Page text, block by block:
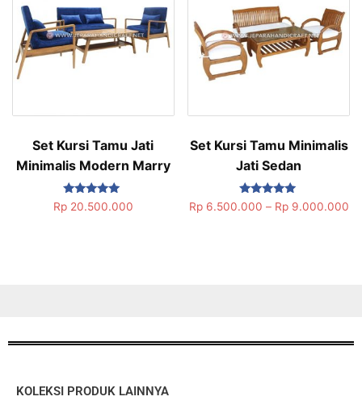
Set Kursi Tamu Jati
Minimalis Modern Marry
Dinilai
5.00
Rp20.500.000
Set Kursi Tamu Minimalis
Jati Sedan
Dinilai
5.00
Rp6.500.000 – Rp9.000.000
KOLEKSI PRODUK LAINNYA